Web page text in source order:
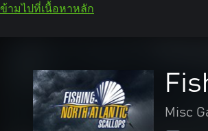
ข้ามไปที่เนื้อหาหลัก
Misc